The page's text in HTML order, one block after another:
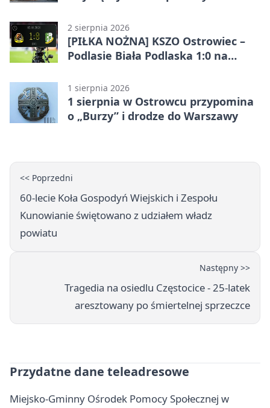
2 sierpnia 2026
[PIŁKA NOŻNA] KSZO Ostrowiec –
Podlasie Biała Podlaska 1:0 na
(Grupa IV)
1 sierpnia 2026
1 sierpnia w Ostrowcu przypomina
o „Burzy” i drodze do Warszawy
<< Poprzedni
60-lecie Koła Gospodyń Wiejskich i Zespołu
Kunowianie świętowano z udziałem władz
powiatu
Następny >>
Tragedia na osiedlu Częstocice - 25-latek
aresztowany po śmiertelnej sprzeczce
Przydatne dane teleadresowe
Miejsko-Gminny Ośrodek Pomocy Społecznej w